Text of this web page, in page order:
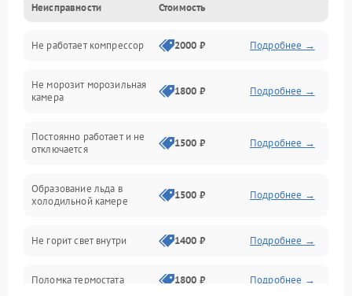
Механика
Электропитание
Дренаж
Неисправности Стоимость
Не работает компрессор 2000 ₽ Подробнее →
Не морозит морозильная
камера
1800 ₽ Подробнее →
Постоянно работает и не
отключается
1500 ₽ Подробнее →
Образование льда в
холодильной камере
1500 ₽ Подробнее →
Не горит свет внутри 1400 ₽ Подробнее →
Поломка термостата 1800 ₽ Подробнее →